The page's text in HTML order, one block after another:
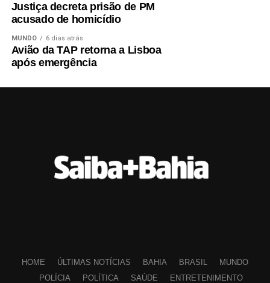
Justiça decreta prisão de PM
acusado de homicídio
MUNDO 6 dias atrás
Avião da TAP retorna a Lisboa
após emergência
HOME ÚLTIMAS NOTÍCIAS BAHIA BRASIL
MUNDO
POLÍCIA
POLÍTICA SAÚDE ENTRETENIMENTO